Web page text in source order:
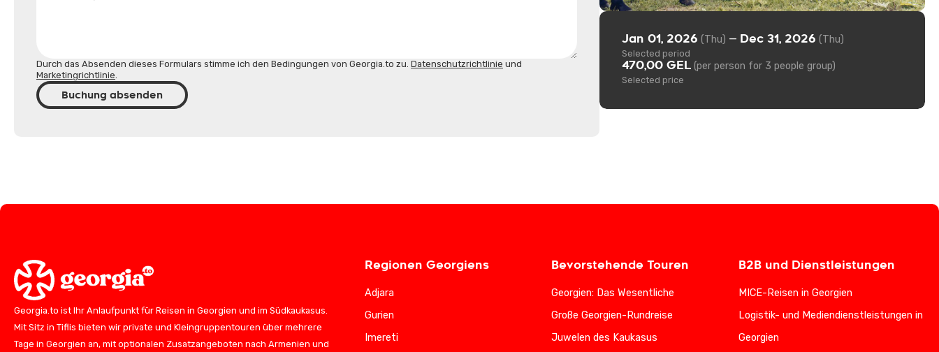
Durch das Absenden dieses Formulars stimme ich den Bedingungen von Georgia.to zu. Datenschutzrichtlinie und
Marketingrichtlinie.
Buchung absenden
Jan 01, 2026 (Thu) — Dec 31, 2026 (Thu)
Selected period
470,00 GEL (per person for 3 people group)
Selected price
Georgia.to ist Ihr Anlaufpunkt für Reisen in Georgien und im Südkaukasus.
Mit Sitz in Tiflis bieten wir private und Kleingruppentouren über mehrere
Tage in Georgien an, mit optionalen Zusatzangeboten nach Armenien und
Regionen Georgiens
Adjara
Gurien
Imereti
Bevorstehende Touren
Georgien: Das Wesentliche
Große Georgien-Rundreise
Juwelen des Kaukasus
B2B und Dienstleistungen
MICE-Reisen in Georgien
Logistik- und Mediendienstleistungen in
Georgien